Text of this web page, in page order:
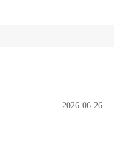
2026-06-26